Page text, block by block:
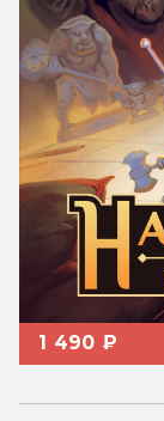
1 490 ₽